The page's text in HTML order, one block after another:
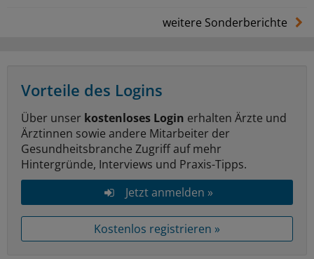
weitere Sonderberichte
Vorteile des Logins
Über unser kostenloses Login erhalten Ärzte und
Ärztinnen sowie andere Mitarbeiter der
Gesundheitsbranche Zugriff auf mehr
Hintergründe, Interviews und Praxis-Tipps.
Jetzt anmelden »
Kostenlos registrieren »